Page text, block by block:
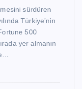
sürdüren
Türkiye’nin
500
yer almanın